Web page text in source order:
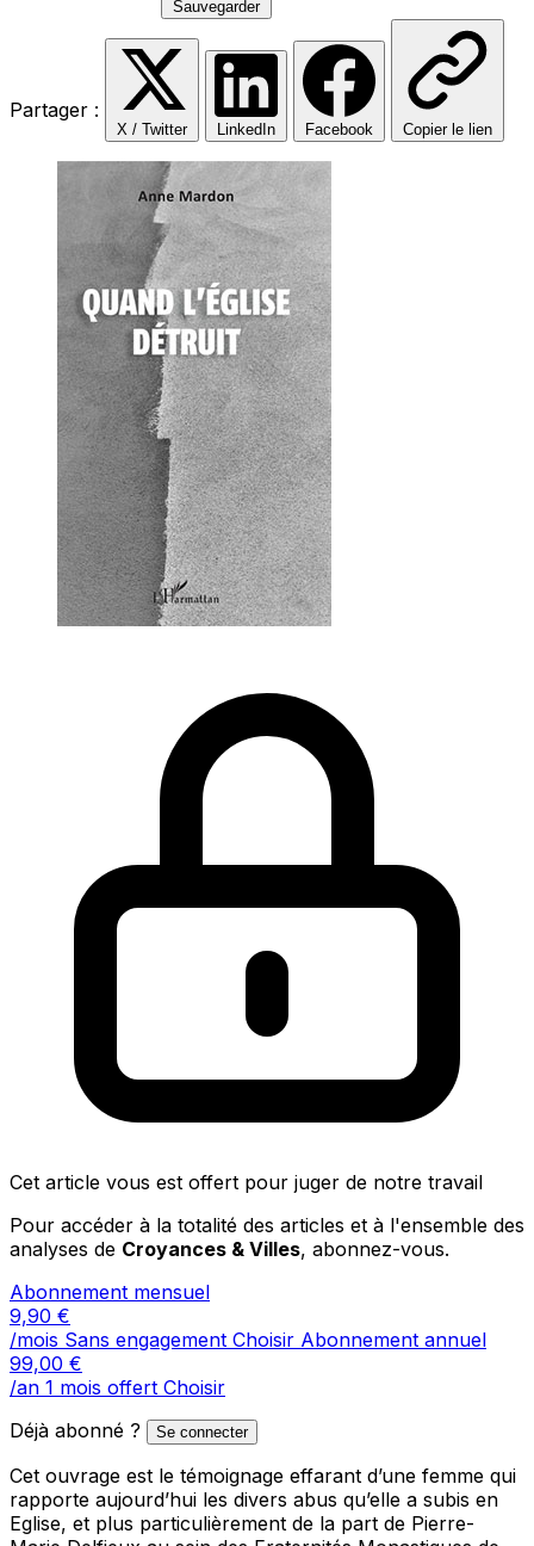
Sauvegarder
Partager :
X / Twitter LinkedIn Facebook Copier le lien
Cet article vous est offert pour juger de notre travail
Pour accéder à la totalité des articles et à l'ensemble des
analyses de Croyances & Villes, abonnez-vous.
Abonnement mensuel
9,90 €
/mois Sans engagement Choisir Abonnement annuel
99,00 €
/an 1 mois offert Choisir
Déjà abonné ?
Se connecter
Cet ouvrage est le témoignage effarant d’une femme qui
rapporte aujourd’hui les divers abus qu’elle a subis en
Eglise, et plus particulièrement de la part de Pierre-